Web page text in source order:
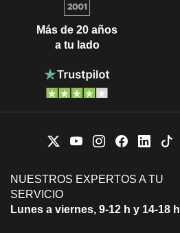
Más de 20 años
a tu lado
NUESTROS EXPERTOS A TU
SERVICIO
Lunes a viernes, 9-12 h y 14-18 h